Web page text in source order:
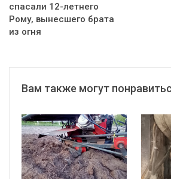
спасали 12-летнего
Рому, вынесшего брата
из огня
Вам также могут